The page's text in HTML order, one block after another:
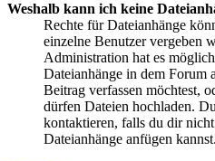
Weshalb kann ich keine
Rechte für Dateianhänge
einzelne Benutzer vergeben
Administration hat es
Dateianhänge in dem Forum
Beitrag verfassen möchtest,
dürfen Dateien hochladen.
kontaktieren, falls du dir
Dateianhänge anfügen kannst.